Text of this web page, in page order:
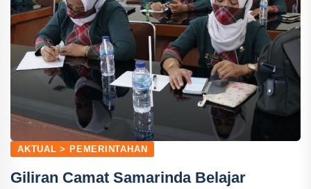
AKTUAL > PEMERINTAHAN
Giliran Camat Samarinda Belajar